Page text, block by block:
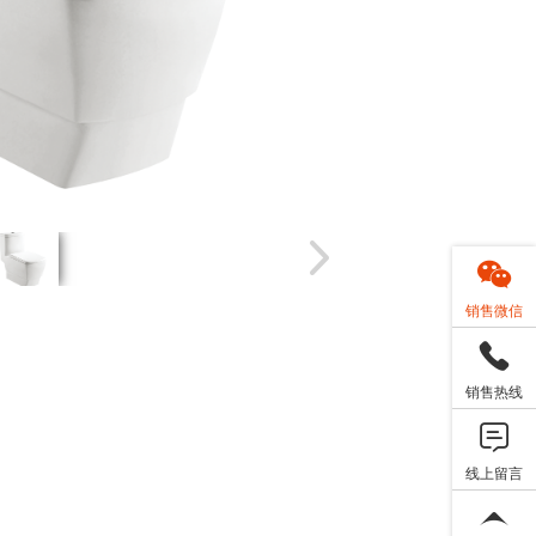
销售微信
销售热线
线上留言